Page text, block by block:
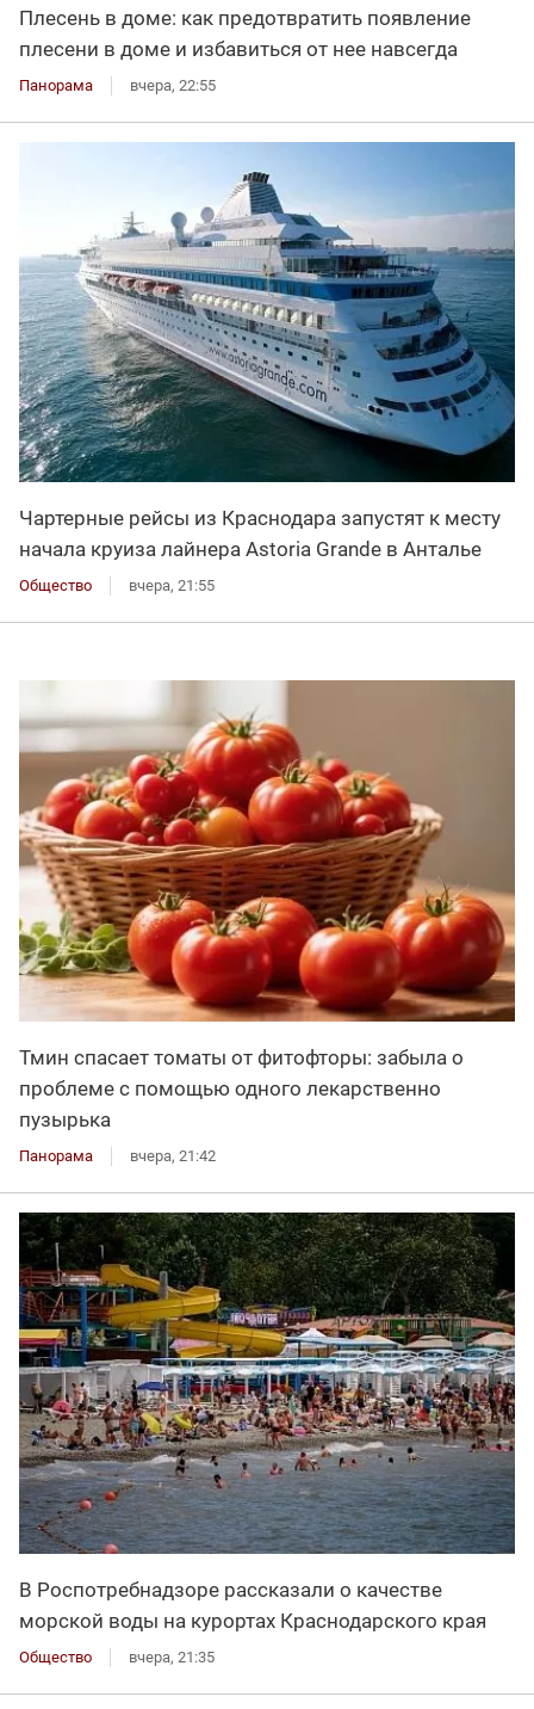
Плесень в доме: как предотвратить появление
плесени в доме и избавиться от нее навсегда
Панорама вчера, 22:55
Чартерные рейсы из Краснодара запустят к месту
начала круиза лайнера Astoria Grande в Анталье
Общество вчера, 21:55
Тмин спасает томаты от фитофторы: забыла о
проблеме с помощью одного лекарственно
пузырька
Панорама вчера, 21:42
В Роспотребнадзоре рассказали о качестве
морской воды на курортах Краснодарского края
Общество вчера, 21:35